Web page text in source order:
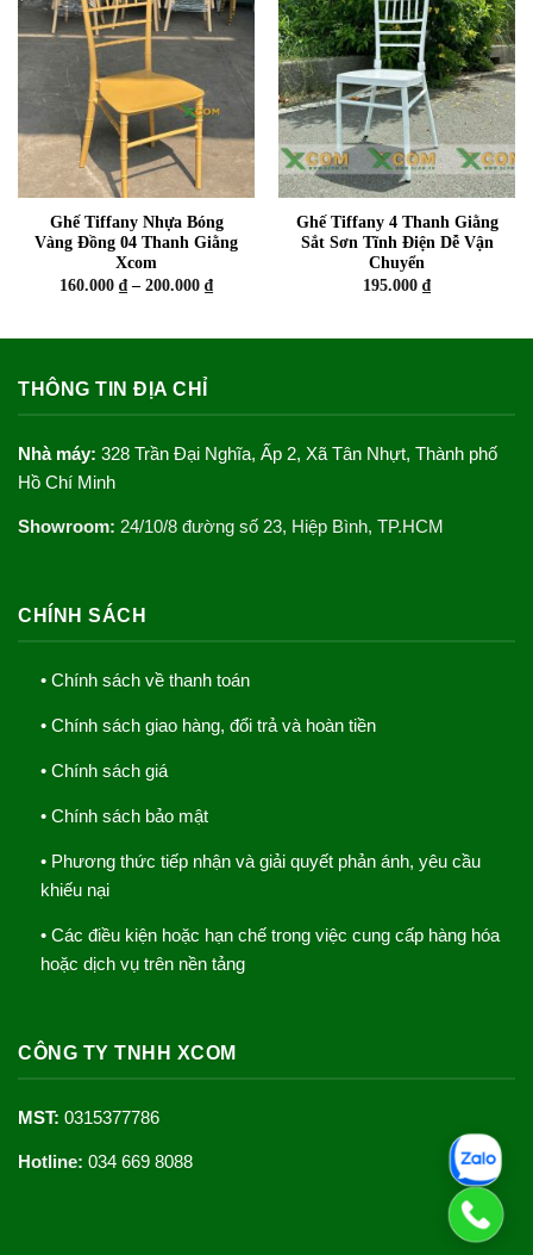
Ghế Tiffany Nhựa Bóng
Vàng Đồng 04 Thanh Giằng
Xcom
160.000 ₫ – 200.000 ₫Khoảng
giá:
Ghế Tiffany 4 Thanh Giằng
Sắt Sơn Tĩnh Điện Dễ Vận
Chuyển
195.000 ₫
THÔNG TIN ĐỊA CHỈ
Nhà máy: 328 Trần Đại Nghĩa, Ấp 2, Xã Tân Nhựt, Thành phố
Hồ Chí Minh
Showroom: 24/10/8 đường số 23, Hiệp Bình, TP.HCM
CHÍNH SÁCH
• Chính sách về thanh toán
• Chính sách giao hàng, đổi trả và hoàn tiền
• Chính sách giá
• Chính sách bảo mật
• Phương thức tiếp nhận và giải quyết phản ánh, yêu cầu
khiếu nại
• Các điều kiện hoặc hạn chế trong việc cung cấp hàng hóa
hoặc dịch vụ trên nền tảng
CÔNG TY TNHH XCOM
MST: 0315377786
Hotline: 034 669 8088